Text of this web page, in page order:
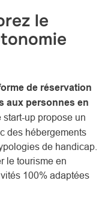
le
de réservation
aux personnes en
start-up propose un
des hébergements
de handicap.
le tourisme en
100% adaptées